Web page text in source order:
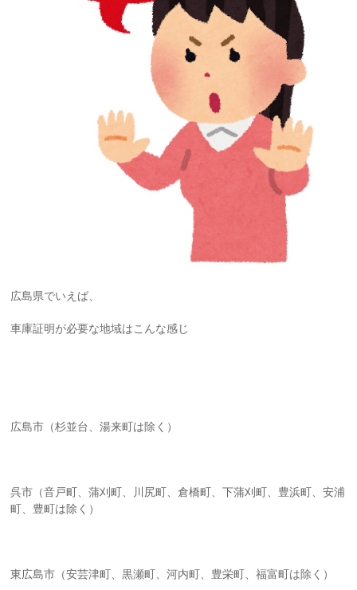
広島県でいえば、
車庫証明が必要な地域はこんな感じ
広島市（杉並台、湯来町は除く）
呉市（音戸町、蒲刈町、川尻町、倉橋町、下蒲刈町、豊浜町、安浦
町、豊町は除く）
東広島市（安芸津町、黒瀬町、河内町、豊栄町、福富町は除く）